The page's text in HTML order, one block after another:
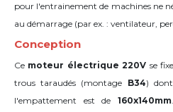
pour l'entrainement de machines ne
au démarrage (par ex. : ventilateur,
Conception
Ce moteur électrique 220V se
trous taraudés (montage B34)
l'empattement est de 160x140mm